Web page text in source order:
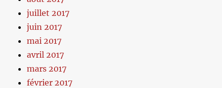
juillet 2017
juin 2017
mai 2017
avril 2017
mars 2017
février 2017